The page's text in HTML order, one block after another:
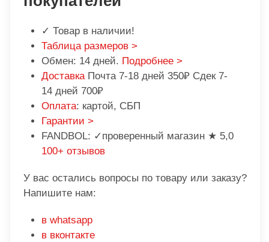
✓ Товар в наличии!
Таблица размеров >
Обмен: 14 дней. Подробнее >
Доставка Почта 7-18 дней 350₽ Сдек 7-
14 дней 700₽
Оплата: картой, СБП
Гарантии >
FANDBOL: ✓проверенный магазин ★ 5,0
100+ отзывов
У вас остались вопросы по товару или заказу?
Напишите нам:
в whatsapp
в вконтакте